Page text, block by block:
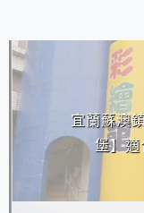
相連文章
宜蘭蘇澳
堡】